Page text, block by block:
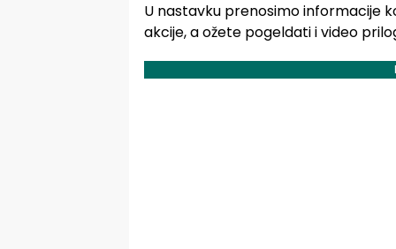
U nastavku prenosimo informacije
akcije, a ožete pogeldati i video